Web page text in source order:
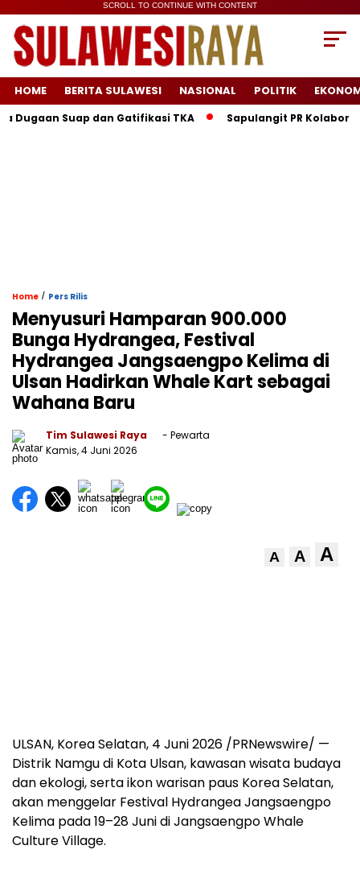
SCROLL TO CONTINUE WITH CONTENT
HOME BERITA SULAWESI NASIONAL POLITIK
Suap dan Gatifikasi TKA Sapulangit PR Kolaborasi
Home / Pers Rilis
Menyusuri Hamparan 900.000
Bunga Hydrangea, Festival
Hydrangea Jangsaengpo Kelima di
Ulsan Hadirkan Whale Kart sebagai
Wahana Baru
Tim Sulawesi Raya
- Pewarta
Kamis, 4 Juni 2026
A A A
ULSAN, Korea Selatan, 4 Juni 2026 /PRNewswire/ —
Distrik Namgu di Kota Ulsan, kawasan wisata budaya
dan ekologi, serta ikon warisan paus Korea Selatan,
akan menggelar Festival Hydrangea Jangsaengpo
Kelima pada 19–28 Juni di Jangsaengpo Whale
Culture Village.